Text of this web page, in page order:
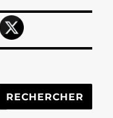
RECHERCHER